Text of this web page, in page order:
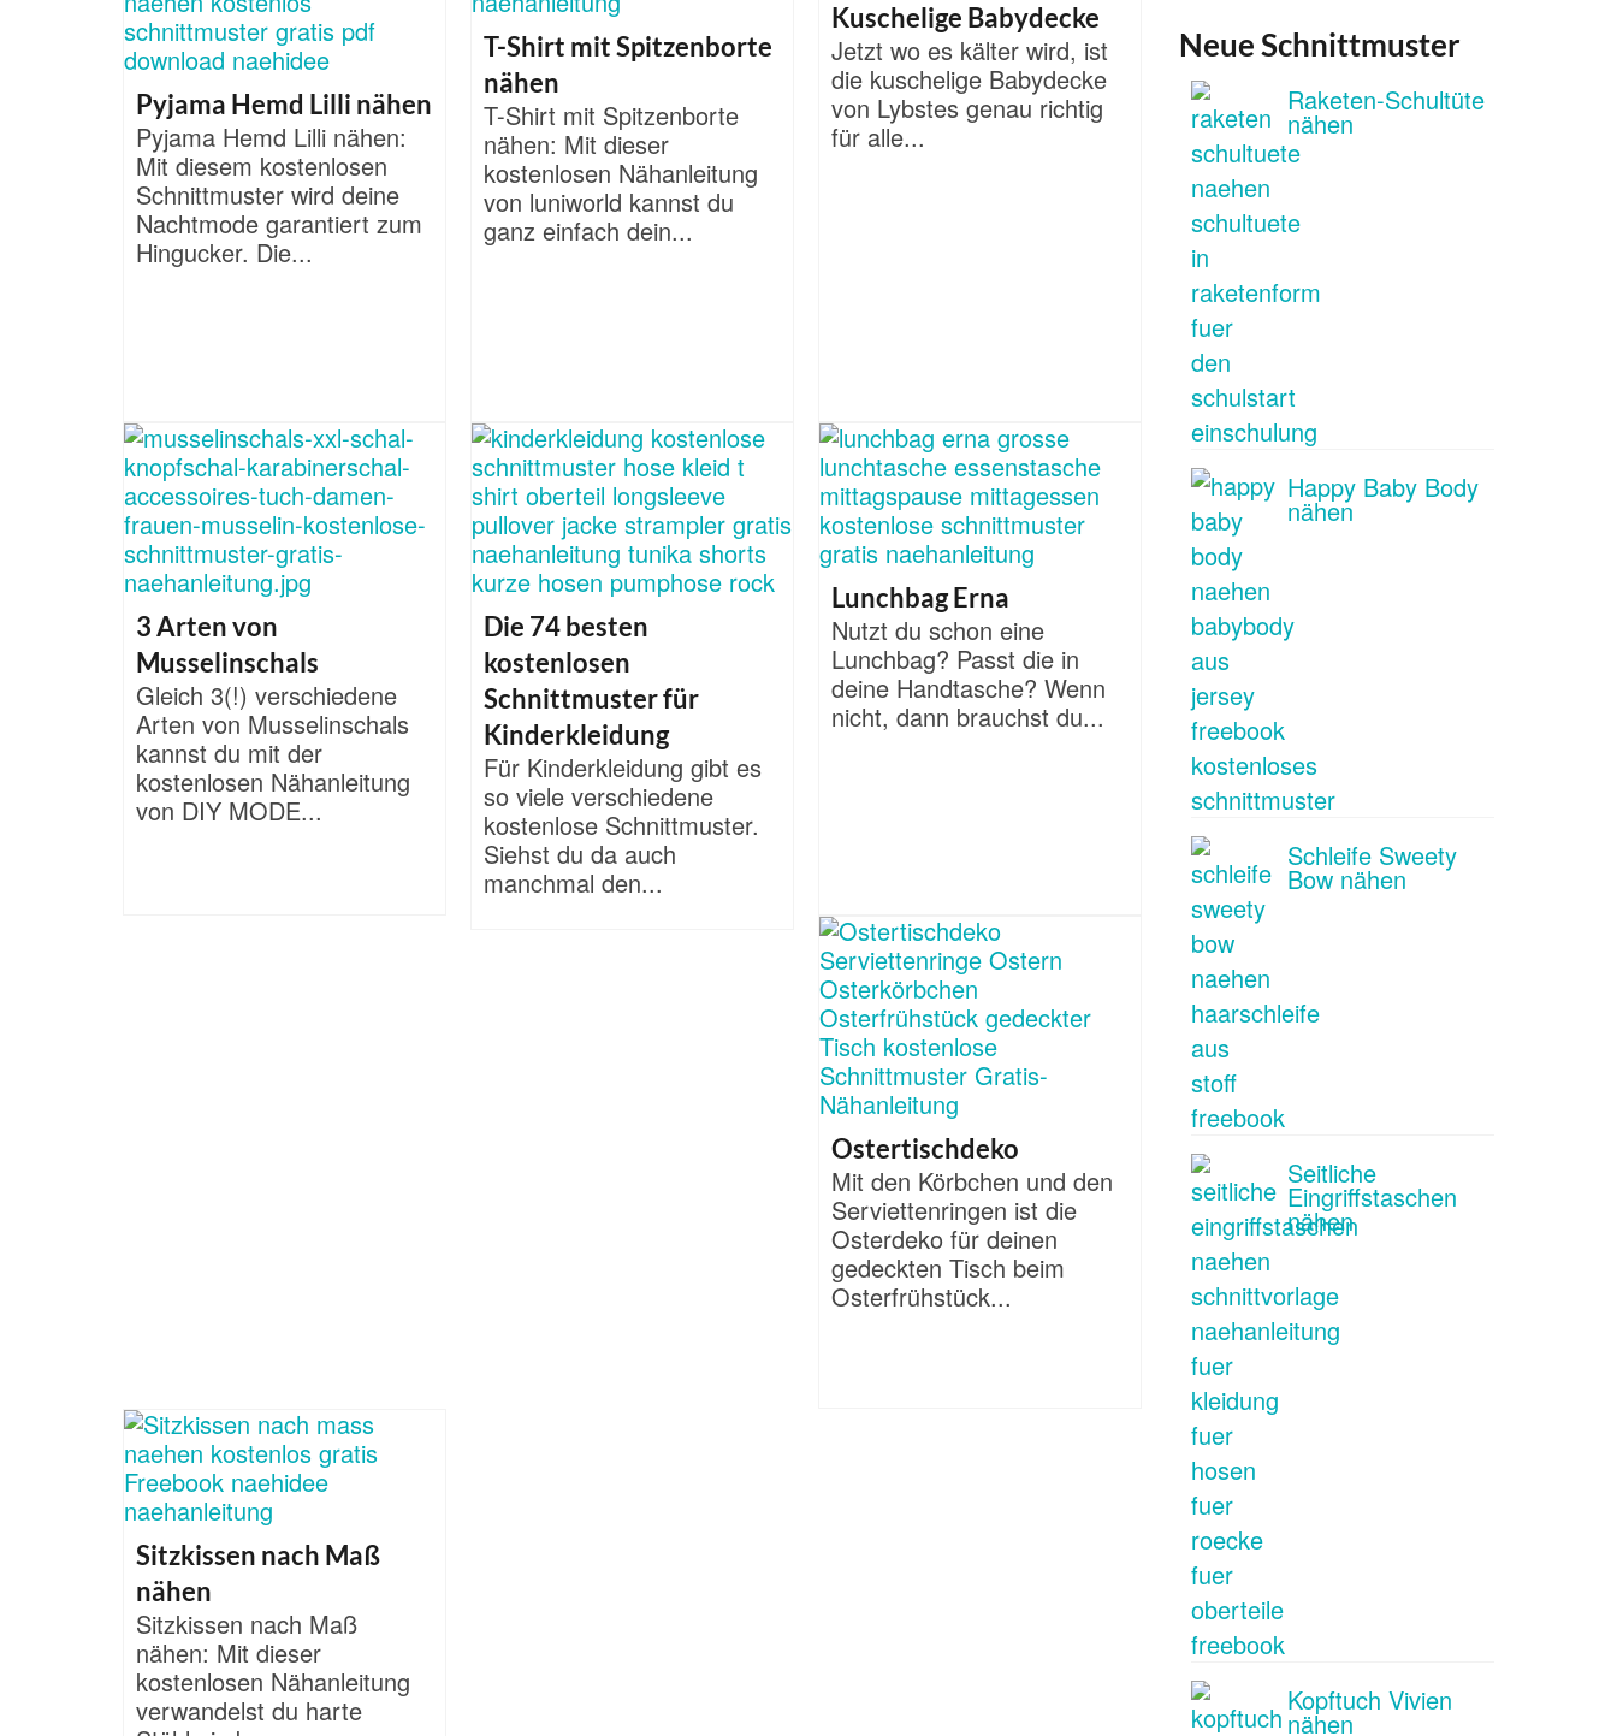
Pyjama Hemd Lilli nähen
Pyjama Hemd Lilli nähen:
Mit diesem kostenlosen
Schnittmuster wird deine
Nachtmode garantiert zum
Hingucker. Die...
T-Shirt mit Spitzenborte
nähen
T-Shirt mit Spitzenborte
nähen: Mit dieser
kostenlosen Nähanleitung
von luniworld kannst du
ganz einfach dein...
Kuschelige Babydecke
Jetzt wo es kälter wird, ist
die kuschelige Babydecke
von Lybstes genau richtig
für alle...
3 Arten von
Musselinschals
Gleich 3(!) verschiedene
Arten von Musselinschals
kannst du mit der
kostenlosen Nähanleitung
von DIY MODE...
Die 74 besten
kostenlosen
Schnittmuster für
Kinderkleidung
Für Kinderkleidung gibt es
so viele verschiedene
kostenlose Schnittmuster.
Siehst du da auch
manchmal den...
Lunchbag Erna
Nutzt du schon eine
Lunchbag? Passt die in
deine Handtasche? Wenn
nicht, dann brauchst du...
Ostertischdeko
Mit den Körbchen und den
Serviettenringen ist die
Osterdeko für deinen
gedeckten Tisch beim
Osterfrühstück...
Sitzkissen nach Maß
nähen
Sitzkissen nach Maß
nähen: Mit dieser
kostenlosen Nähanleitung
verwandelst du harte
Neue Schnittmuster
Raketen-Schultüte
nähen
Happy Baby Body
nähen
Schleife Sweety
Bow nähen
Seitliche
Eingriffstaschen
nähen
Kopftuch Vivien
nähen